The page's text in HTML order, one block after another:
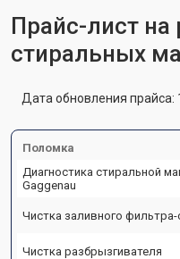
Прайс-лист на
стиральных
Дата обновления прайса:
Поломка
Диагностика стиральной
Gaggenau
Чистка заливного фильтра-
Чистка разбрызгивателя